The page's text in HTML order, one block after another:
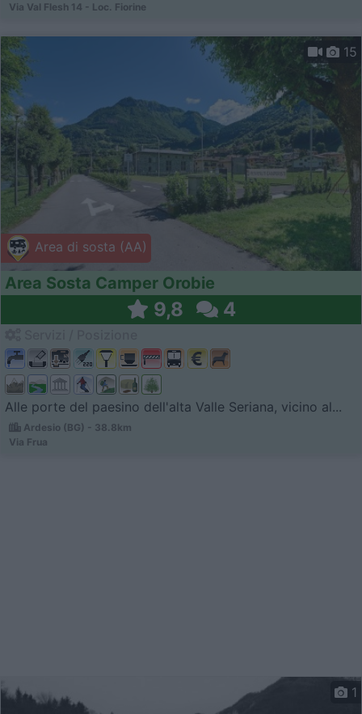
Via Val Flesh 14 - Loc. Fiorine
Area di sosta (AA)
15
Area Sosta Camper Orobie
9,8 4
Alle porte del paesino dell'alta Valle Seriana, vicino al...
Ardesio (BG) - 38.8km
Via Frua
1